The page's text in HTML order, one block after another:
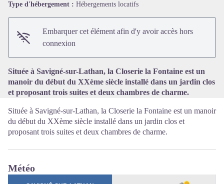
Voir l'image en plein écran
Type d'hébergement : Hébergements locatifs
Embarquer cet élément afin d'y avoir accès hors
connexion
Située à Savigné-sur-Lathan, la Closerie la Fontaine est un
manoir du début du XXème siècle installé dans un jardin clos
et proposant trois suites et deux chambres de charme.
Située à Savigné-sur-Lathan, la Closerie la Fontaine est un manoir
du début du XXème siècle installé dans un jardin clos et
proposant trois suites et deux chambres de charme.
Météo